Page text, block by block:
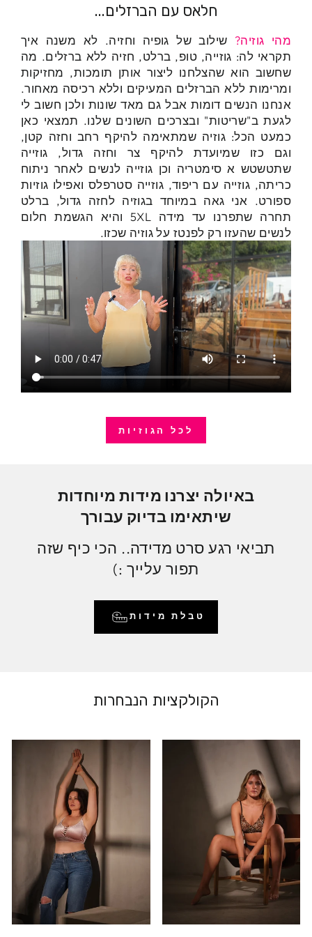
חלאס עם הברזלים...
מהי גוזיה? שילוב של גופיה וחזיה. לא משנה איך
תקראי לה: גוזייה, טופ, ברלט, חזיה ללא ברזלים. מה
שחשוב הוא שהצלחנו ליצור אותן תומכות, מחזיקות
ומרימות ללא הברזלים המעיקים וללא רכיסה מאחור.
אנחנו הנשים דומות אבל גם מאד שונות ולכן חשוב לי
לגעת ב"שריטות" ובצרכים השונים שלנו. תמצאי כאן
כמעט הכל: גוזיה שמתאימה להיקף רחב וחזה קטן,
וגם כזו שמיועדת להיקף צר וחזה גדול, גוזייה
שתטשטש א סימטריה וכן גוזייה לנשים לאחר ניתוח
כריתה, גוזייה עם ריפוד, גוזייה סטרפלס ואפילו גוזיות
ספורט. אני גאה במיוחד בגוזיה לחזה גדול, ברלט
תחרה שתפרנו עד מידה 5XL והיא הגשמת חלום
לנשים שהעזו רק לפנטז על גוזיה שכזו.
לכל הגוזיות
באיולה יצרנו מידות מיוחדות
שיתאימו בדיוק עבורך
תביאי רגע סרט מדידה.. הכי כיף שזה
תפור עלייך :)
טבלת מידות
הקולקציות הנבחרות